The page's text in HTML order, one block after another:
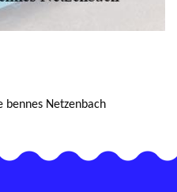
bennes Netzenbach